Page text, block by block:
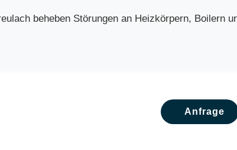
beheben Störungen an Heizkörpern, Boilern
Anfrage